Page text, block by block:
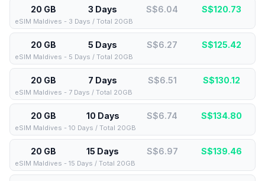
20 GB 3 Days S$6.04 S$120.73
eSIM Maldives - 3 Days / Total 20GB
20 GB 5 Days S$6.27 S$125.42
eSIM Maldives - 5 Days / Total 20GB
20 GB 7 Days S$6.51 S$130.12
eSIM Maldives - 7 Days / Total 20GB
20 GB 10 Days S$6.74 S$134.80
eSIM Maldives - 10 Days / Total 20GB
20 GB 15 Days S$6.97 S$139.46
eSIM Maldives - 15 Days / Total 20GB